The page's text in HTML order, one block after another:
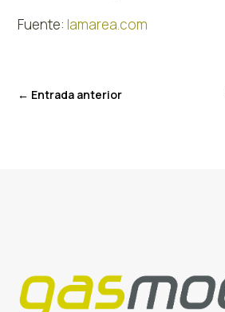
Fuente:lamarea.com
← Entrada anterior